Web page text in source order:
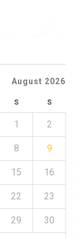
August 2026
S S
1 2
8 9
15 16
22 23
29 30